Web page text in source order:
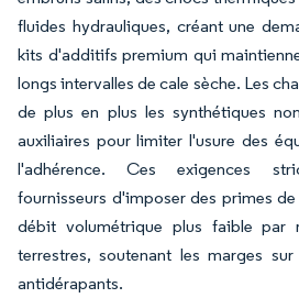
fluides hydrauliques, créant une
kits d'additifs premium qui
longs intervalles de cale sèche. Les
de plus en plus les synthétiques
auxiliaires pour limiter l'usure des
l'adhérence. Ces exigences
fournisseurs d'imposer des primes
débit volumétrique plus faible par
terrestres, soutenant les marges
antidérapants.